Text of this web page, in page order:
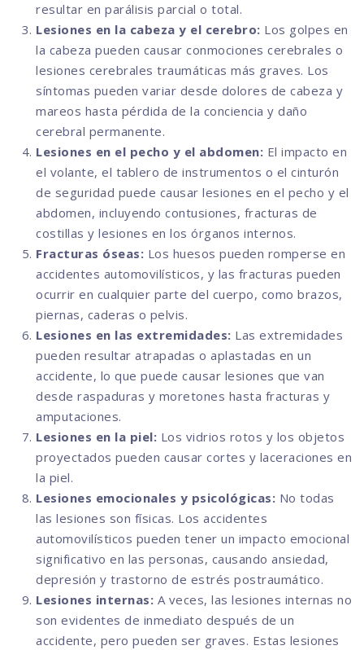
resultar en parálisis parcial o total.
Lesiones en la cabeza y el cerebro: Los golpes en
la cabeza pueden causar conmociones cerebrales o
lesiones cerebrales traumáticas más graves. Los
síntomas pueden variar desde dolores de cabeza y
mareos hasta pérdida de la conciencia y daño
cerebral permanente.
Lesiones en el pecho y el abdomen: El impacto en
el volante, el tablero de instrumentos o el cinturón
de seguridad puede causar lesiones en el pecho y el
abdomen, incluyendo contusiones, fracturas de
costillas y lesiones en los órganos internos.
Fracturas óseas: Los huesos pueden romperse en
accidentes automovilísticos, y las fracturas pueden
ocurrir en cualquier parte del cuerpo, como brazos,
piernas, caderas o pelvis.
Lesiones en las extremidades: Las extremidades
pueden resultar atrapadas o aplastadas en un
accidente, lo que puede causar lesiones que van
desde raspaduras y moretones hasta fracturas y
amputaciones.
Lesiones en la piel: Los vidrios rotos y los objetos
proyectados pueden causar cortes y laceraciones en
la piel.
Lesiones emocionales y psicológicas: No todas
las lesiones son físicas. Los accidentes
automovilísticos pueden tener un impacto emocional
significativo en las personas, causando ansiedad,
depresión y trastorno de estrés postraumático.
Lesiones internas: A veces, las lesiones internas no
son evidentes de inmediato después de un
accidente, pero pueden ser graves. Estas lesiones